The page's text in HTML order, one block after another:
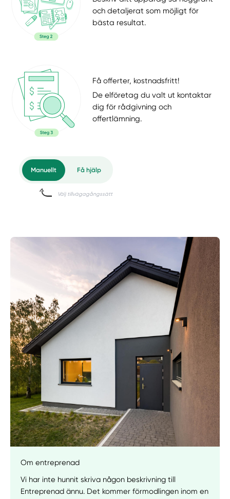
och detaljerat som möjligt för
bästa resultat.
Få offerter, kostnadsfritt!
De elföretag du valt ut kontaktar
dig för rådgivning och
offertlämning.
Manuellt
Välj tillvägagångssätt
Om entreprenad
Vi har inte hunnit skriva någon beskrivning till
Entreprenad ännu. Det kommer förmodlingen inom en